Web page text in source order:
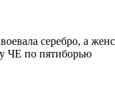
серебро, а
ЧЕ по пятиборью